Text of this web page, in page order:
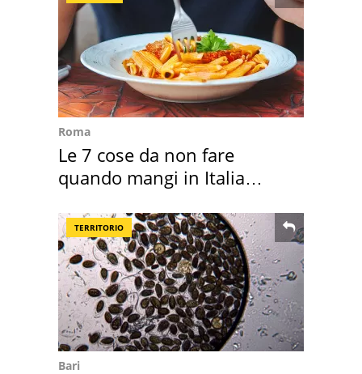
Roma
Le 7 cose da non fare
quando mangi in Italia
TERRITORIO
Bari